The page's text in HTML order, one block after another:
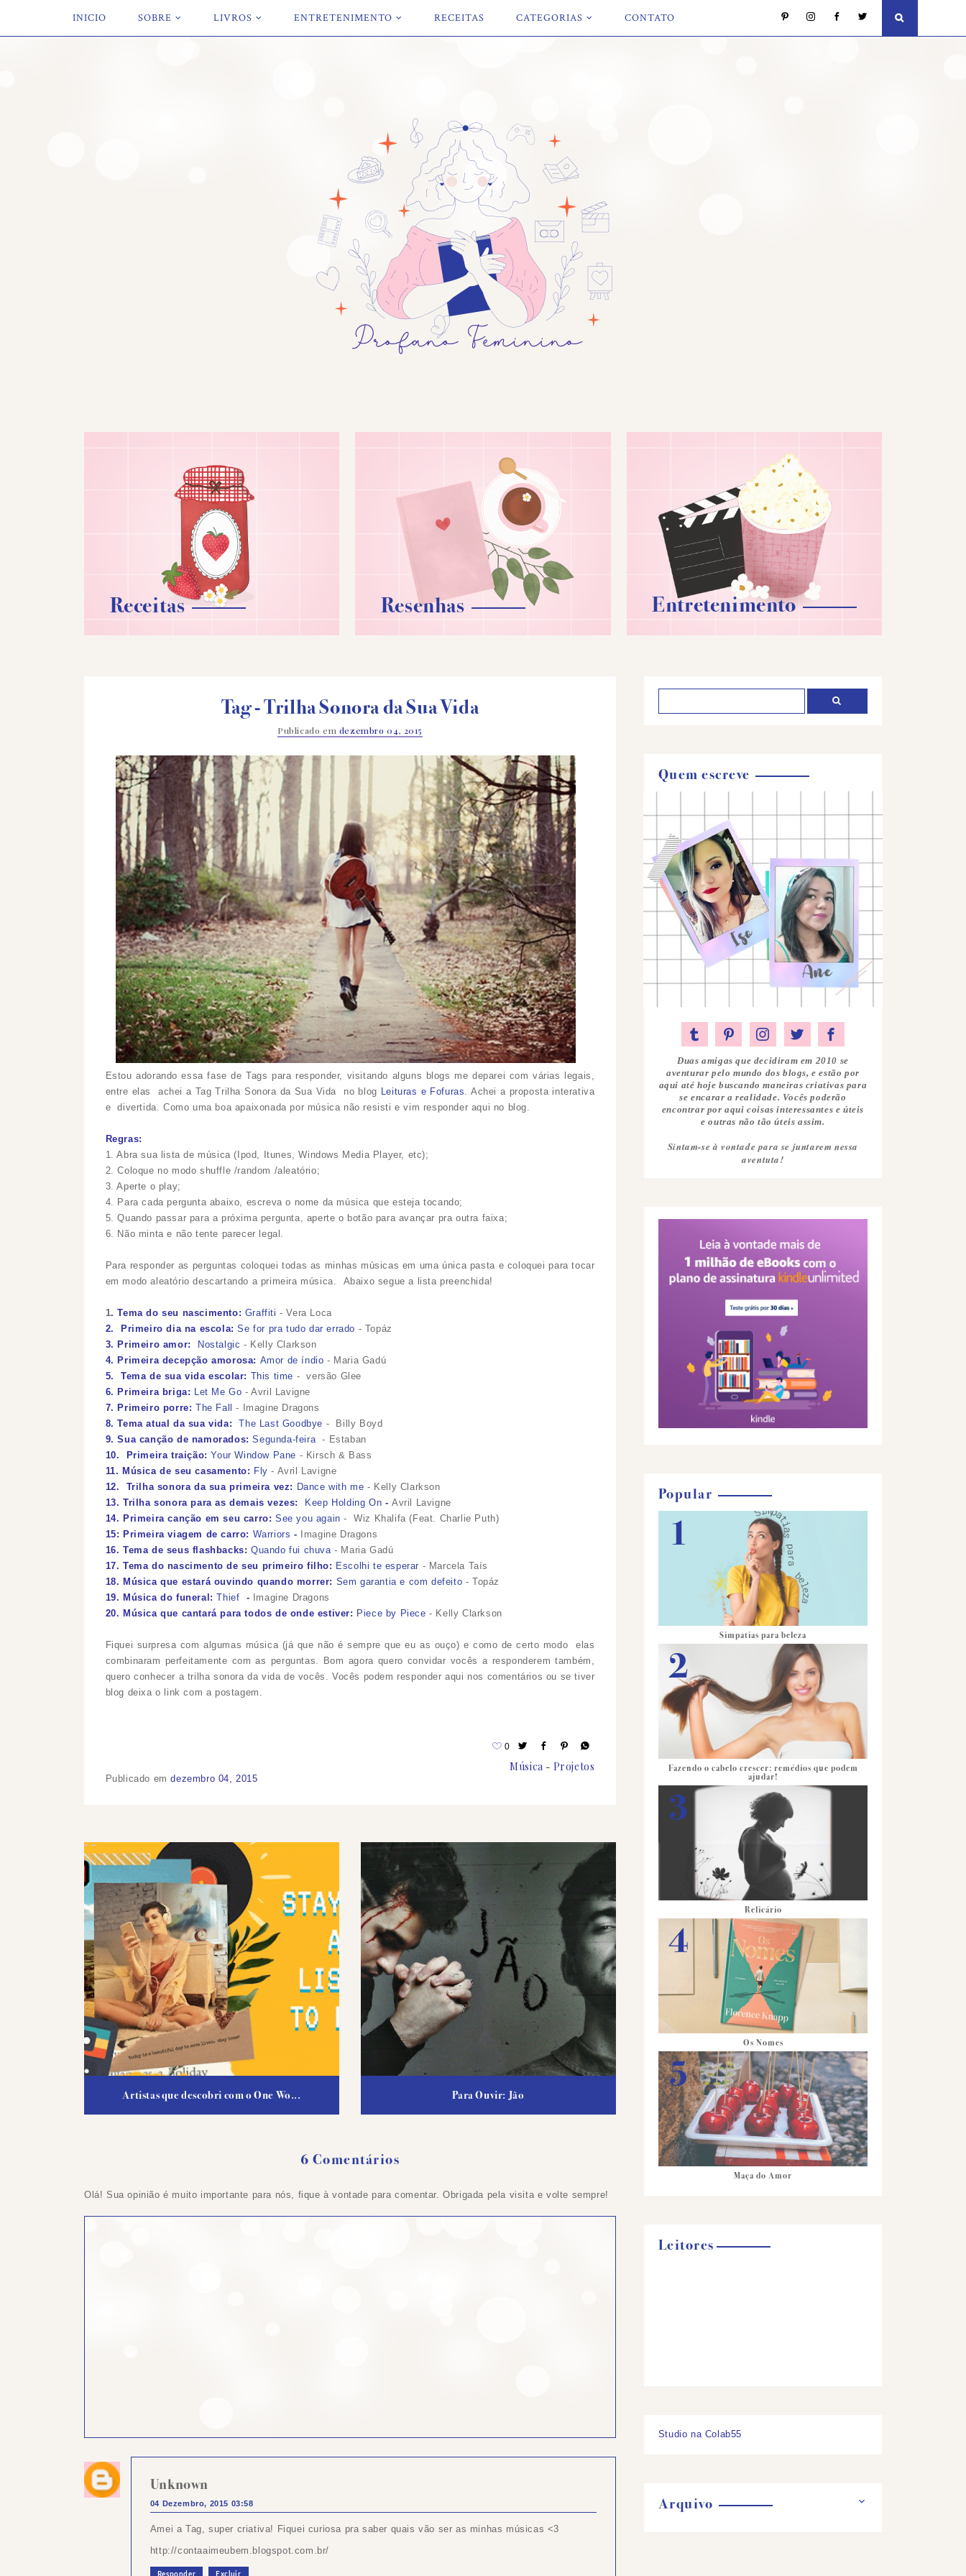
INICIO SOBRE LIVROS ENTRETENIMENTO RECEITAS CATEGORIAS CONTATO
Receitas Resenhas Entretenimento
Tag - Trilha Sonora da Sua Vida
Publicado em dezembro 04, 2015
Estou adorando essa fase de Tags para responder, visitando alguns blogs me deparei com várias legais,
entre elas achei a Tag Trilha Sonora da Sua Vida no blog
Leituras e Fofuras . Achei a proposta interativa
e divertida . Como uma boa apaixonada por música não resisti e vim responder aqui no blog.
Regras:
1. Abra sua lista de música (Ipod, Itunes, Windows Media Player, etc);
2. Coloque no modo shuffle /random /aleatório;
3. Aperte o play;
4. Para cada pergunta abaixo, escreva o nome da música que esteja tocando;
5. Quando passar para a próxima pergunta, aperte o botão para avançar pra outra faixa;
6. Não minta e não tente parecer legal.
Para responder as perguntas coloquei todas as minhas músicas em uma única pasta e coloquei para tocar
em modo aleatório descartando a primeira música. Abaixo segue a lista preenchida!
1. Tema do seu nascimento: Graffiti - Vera Loca
2. Primeiro dia na escola:Se for pra tudo dar errado - Topáz
3. Primeiro amor:
Nostalgic - Kelly Clarkson
4. Primeira decepção amorosa: Amor de índio - Maria Gadú
5. Tema de sua vida escolar: This time - versão Glee
6. Primeira briga:
Let Me Go - Avril Lavigne
7. Primeiro porre: The Fall
- Imagine Dragons
8. Tema atual da sua vida:The Last Goodbye -
Billy Boyd
9. Sua canção de namorados:Segunda-feira - Estaban
10. Primeira traição:Your Window Pane - Kirsch & Bass
11. Música de seu casamento: Fly - Avril Lavigne
12. Trilha sonora da sua primeira vez: Dance with me - Kelly Clarkson
13. Trilha sonora para as demais vezes: Keep Holding On -Avril Lavigne
14. Primeira canção em seu carro: See you again -Wiz Khalifa (Feat. Charlie Puth)
15: Primeira viagem de carro: Warriors -
Imagine Dragons
16. Tema de seus flashbacks: Quando fui chuva - Maria Gadú
17. Tema do nascimento de seu primeiro filho: Escolhi te esperar - Marcela Taís
18. Música que estará ouvindo quando morrer: Sem garantia e com defeito - Topáz
19. Música do funeral:Thief -
Imagine Dragons
20. Música que cantará para todos de onde estiver: Piece by Piece - Kelly Clarkson
Fiquei surpresa com algumas música (já que não é sempre que eu as ouço) e como de certo modo elas
combinaram perfeitamente com as perguntas. Bom agora quero convidar vocês a responderem também,
quero conhecer a trilha sonora da vida de vocês. Vocês podem responder aqui nos comentários ou se tiver
blog deixa o link com a postagem.
0
Música Projetos
Publicado emdezembro 04, 2015
Artistas que descobri com o One Wo... Para Ouvir: Jão
6 Comentários
Olá! Sua opinião é muito importante para nós, fique à vontade para comentar. Obrigada pela visita e volte sempre!
Unknown
04 Dezembro, 2015 03:58
Amei a Tag, super criativa! Fiquei curiosa pra saber quais vão ser as minhas músicas <3
http://contaaimeubem.blogspot.com.br/
Quem escreve
Duas amigas que decidiram em 2010 se
aventurar pelo mundo dos blogs, e estão por
aqui até hoje buscando maneiras criativas para
se encarar a realidade. Vocês poderão
encontrar por aqui coisas interessantes e úteis
e outras não tão úteis assim.
Sintam-se à vontade para se juntarem nessa
aventuta!
Popular
Simpatias para beleza
Fazendo o cabelo crescer: remédios que podem
ajudar!
Relicário
Os Nomes
Maça do Amor
Leitores
Studio na Colab55
Arquivo